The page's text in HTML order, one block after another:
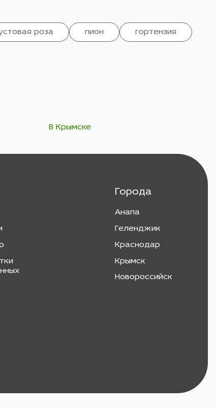
роза пион гортензия
В Крымске
Города
Анапа
Геленджик
Краснодар
Крымск
Новороссийск